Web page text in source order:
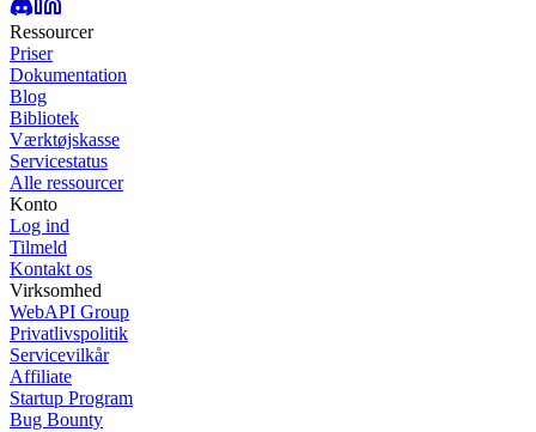
Ressourcer
Priser
Dokumentation
Blog
Bibliotek
Værktøjskasse
Servicestatus
Alle ressourcer
Konto
Log ind
Tilmeld
Kontakt os
Virksomhed
WebAPI Group
Privatlivspolitik
Servicevilkår
Affiliate
Startup Program
Bug Bounty